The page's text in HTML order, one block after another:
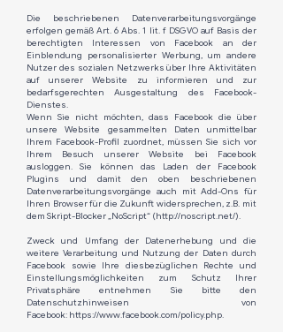
Die beschriebenen Datenverarbeitungsvorgänge
erfolgen gemäß Art. 6 Abs. 1 lit. f DSGVO auf Basis der
berechtigten Interessen von Facebook an der
Einblendung personalisierter Werbung, um andere
Nutzer des sozialen Netzwerks über Ihre Aktivitäten
auf unserer Website zu informieren und zur
bedarfsgerechten Ausgestaltung des Facebook-
Dienstes.​
Wenn Sie nicht möchten, dass Facebook die über
unsere Website gesammelten Daten unmittelbar
Ihrem Facebook-Profil zuordnet, müssen Sie sich vor
Ihrem Besuch unserer Website bei Facebook
ausloggen. Sie können das Laden der Facebook
Plugins und damit den oben beschriebenen
Datenverarbeitungsvorgänge auch mit Add-Ons für
Ihren Browser für die Zukunft widersprechen, z.B. mit
dem Skript-Blocker „NoScript“ (http://noscript.net/).
Zweck und Umfang der Datenerhebung und die
weitere Verarbeitung und Nutzung der Daten durch
Facebook sowie Ihre diesbezüglichen Rechte und
Einstellungsmöglichkeiten zum Schutz Ihrer
Privatsphäre entnehmen Sie bitte den
Datenschutzhinweisen von
Facebook: https://www.facebook.com/policy.php.